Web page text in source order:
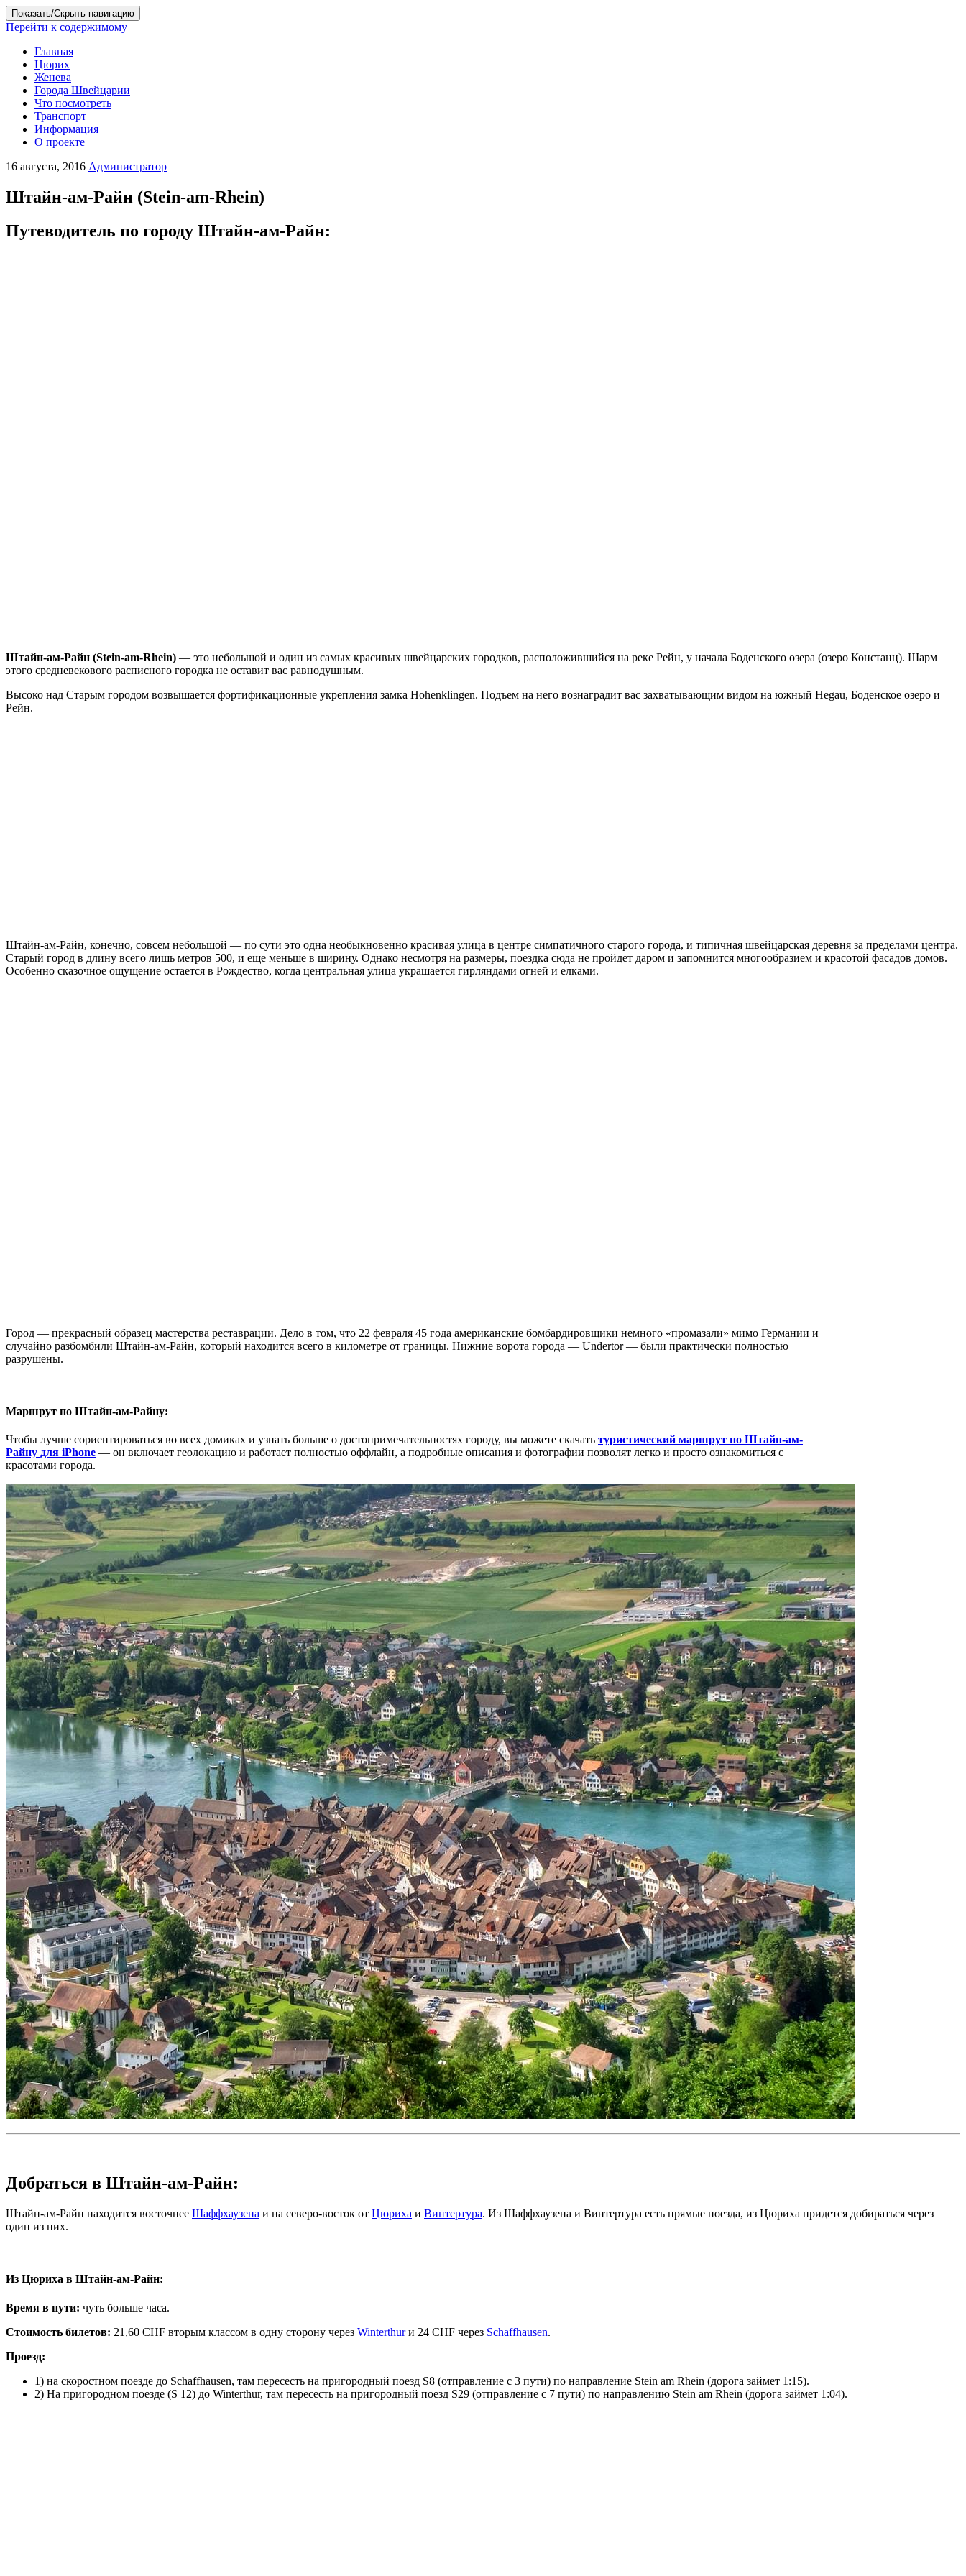
Показать/Скрыть навигацию
Перейти к содержимому
Главная
Цюрих
Женева
Города Швейцарии
Что посмотреть
Транспорт
Информация
О проекте
16 августа, 2016 Администратор
Штайн-ам-Райн (Stein-am-Rhein)
Путеводитель по городу Штайн-ам-Райн:
Штайн-ам-Райн (Stein-am-Rhein) — это небольшой и один из самых красивых швейцарских городков, расположившийся на реке Рейн, у начала Боденского озера (озеро Констанц). Шарм
этого средневекового расписного городка не оставит вас равнодушным.
Высоко над Старым городом возвышается фортификационные укрепления замка Hohenklingen. Подъем на него вознаградит вас захватывающим видом на южный Hegau, Боденское озеро и
Рейн.
Штайн-ам-Райн, конечно, совсем небольшой — по сути это одна необыкновенно красивая улица в центре симпатичного старого города, и типичная швейцарская деревня за пределами центра.
Старый город в длину всего лишь метров 500, и еще меньше в ширину. Однако несмотря на размеры, поездка сюда не пройдет даром и запомнится многообразием и красотой фасадов домов.
Особенно сказочное ощущение остается в Рождество, когда центральная улица украшается гирляндами огней и елками.
Город — прекрасный образец мастерства реставрации. Дело в том, что 22 февраля 45 года американские бомбардировщики немного «промазали» мимо Германии и
случайно разбомбили Штайн-ам-Райн, который находится всего в километре от границы. Нижние ворота города — Undertor — были практически полностью
разрушены.
Маршрут по Штайн-ам-Райну:
Чтобы лучше сориентироваться во всех домиках и узнать больше о достопримечательностях городу, вы можете скачать туристический маршрут по Штайн-ам-
Райну для iPhone — он включает геолокацию и работает полностью оффлайн, а подробные описания и фотографии позволят легко и просто ознакомиться с
красотами города.
Добраться в Штайн-ам-Райн:
Штайн-ам-Райн находится восточнее Шаффхаузена и на северо-восток от Цюриха и Винтертура. Из Шаффхаузена и Винтертура есть прямые поезда, из Цюриха придется добираться через
один из них.
Из Цюриха в Штайн-ам-Райн:
Время в пути: чуть больше часа.
Стоимость билетов: 21,60 CHF вторым классом в одну сторону через Winterthurи 24 CHF через Schaffhausen.
Проезд:
1) на скоростном поезде до Schaffhausen, там пересесть на пригородный поезд S8 (отправление с 3 пути) по направление Stein am Rhein (дорога займет 1:15).
2) На пригородном поезде (S 12) до Winterthur, там пересесть на пригородный поезд S29 (отправление с 7 пути) по направлению Stein am Rhein (дорога займет 1:04).